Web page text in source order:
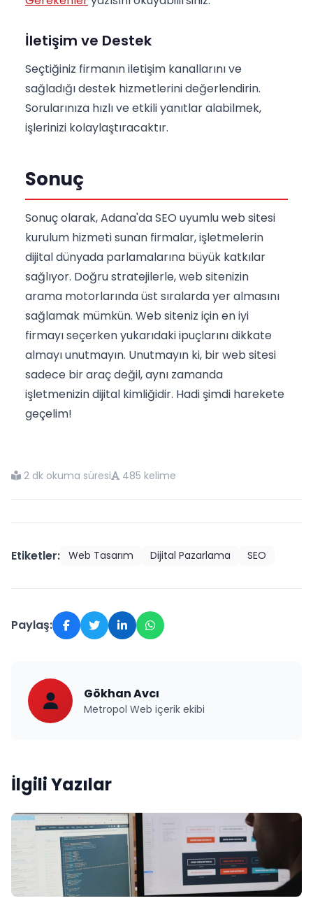
İletişim ve Destek
Seçtiğiniz firmanın iletişim kanallarını ve
sağladığı destek hizmetlerini değerlendirin.
Sorularınıza hızlı ve etkili yanıtlar alabilmek,
işlerinizi kolaylaştıracaktır.
Sonuç
Sonuç olarak, Adana'da SEO uyumlu web sitesi
kurulum hizmeti sunan firmalar, işletmelerin
dijital dünyada parlamalarına büyük katkılar
sağlıyor. Doğru stratejilerle, web sitenizin
arama motorlarında üst sıralarda yer almasını
sağlamak mümkün. Web siteniz için en iyi
firmayı seçerken yukarıdaki ipuçlarını dikkate
almayı unutmayın. Unutmayın ki, bir web sitesi
sadece bir araç değil, aynı zamanda
işletmenizin dijital kimliğidir. Hadi şimdi harekete
geçelim!
2 dk okuma süresi 485 kelime
Etiketler: Web Tasarım Dijital Pazarlama SEO
Paylaş:
Gökhan Avcı
Metropol Web içerik ekibi
İlgili Yazılar